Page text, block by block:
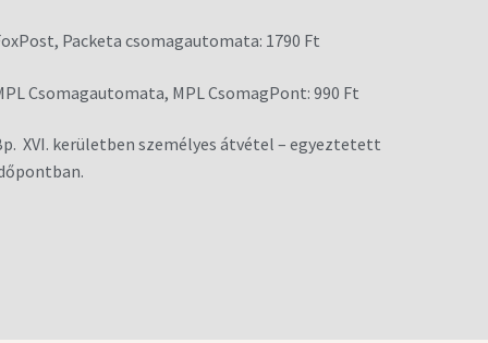
Packeta csomagautomata: 1790 Ft
Csomagautomata, MPL CsomagPont: 990 Ft
XVI. kerületben személyes átvétel – egyeztetett